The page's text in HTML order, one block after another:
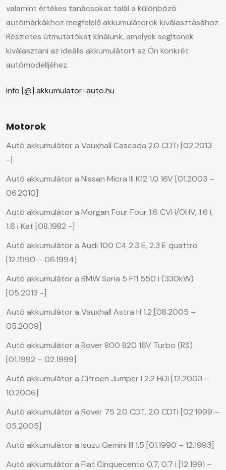
valamint értékes tanácsokat talál a különböző
autómárkákhoz megfelelő akkumulátorok kiválasztásához.
Részletes útmutatókat kínálunk, amelyek segítenek
kiválasztani az ideális akkumulátort az Ön konkrét
autómodelljéhez.
info [@] akkumulator-auto.hu
Motorok
Autó akkumulátor a Vauxhall Cascada 2.0 CDTi [02.2013
-]
Autó akkumulátor a Nissan Micra III K12 1.0 16V [01.2003 –
06.2010]
Autó akkumulátor a Morgan Four Four 1.6 CVH/OHV, 1.6 i,
1.6 i Kat [08.1982 -]
Autó akkumulátor a Audi 100 C4 2.3 E, 2.3 E quattro
[12.1990 – 06.1994]
Autó akkumulátor a BMW Seria 5 F11 550 i (330kW)
[05.2013 -]
Autó akkumulátor a Vauxhall Astra H 1.2 [08.2005 –
05.2009]
Autó akkumulátor a Rover 800 820 16V Turbo (RS)
[01.1992 – 02.1999]
Autó akkumulátor a Citroen Jumper I 2.2 HDi [12.2003 –
10.2006]
Autó akkumulátor a Rover 75 2.0 CDT, 2.0 CDTi [02.1999 –
05.2005]
Autó akkumulátor a Isuzu Gemini III 1.5 [01.1990 – 12.1993]
Autó akkumulátor a Fiat Cinquecento 0.7, 0.7 i [12.1991 –